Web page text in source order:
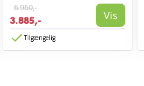
6.960,-
3.885,- Vis
Tilgængelig